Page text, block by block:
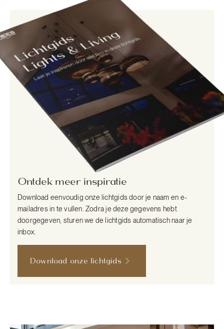
Ontdek meer inspiratie
Download eenvoudig onze lichtgids door je naam en e-
mailadres in te vullen. Zodra je deze gegevens hebt
doorgegeven, sturen we de lichtgids automatisch naar je
inbox.
Download onze lichtgids